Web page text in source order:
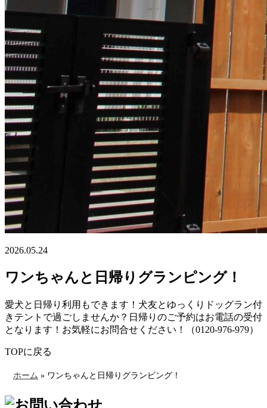
2026.05.24
ワンちゃんと日帰りグランピング！
愛犬と日帰り利用もできます！犬友とゆっくりドッグラン付
きテントで過ごしませんか？日帰りのご予約はお電話の受付
となります！お気軽にお問合せください！（0120-976-979）
TOPに戻る
ホーム » ワンちゃんと日帰りグランピング！